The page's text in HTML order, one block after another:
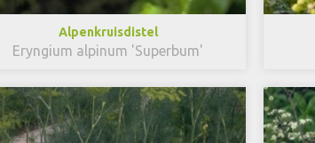
Alpenkruisdistel
Eryngium alpinum 'Superbum'